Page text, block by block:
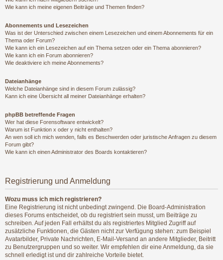
Wie kann ich meine eigenen Beiträge und Themen finden?
Abonnements und Lesezeichen
Was ist der Unterschied zwischen einem Lesezeichen und einem Abonnements für ein
Thema oder Forum?
Wie kann ich ein Lesezeichen auf ein Thema setzen oder ein Thema abonnieren?
Wie kann ich ein Forum abonnieren?
Wie deaktiviere ich meine Abonnements?
Dateianhänge
Welche Dateianhänge sind in diesem Forum zulässig?
Kann ich eine Übersicht all meiner Dateianhänge erhalten?
phpBB betreffende Fragen
Wer hat diese Forensoftware entwickelt?
Warum ist Funktion x oder y nicht enthalten?
An wen soll ich mich wenden, falls es Beschwerden oder juristische Anfragen zu diesem
Forum gibt?
Wie kann ich einen Administrator des Boards kontaktieren?
Registrierung und Anmeldung
Wozu muss ich mich registrieren?
Eine Registrierung ist nicht unbedingt zwingend. Die Board-Administration
dieses Forums entscheidet, ob du registriert sein musst, um Beiträge zu
schreiben. Auf jeden Fall erhältst du als registriertes Mitglied Zugriff auf
zusätzliche Funktionen, die Gästen nicht zur Verfügung stehen: zum Beispiel
Avatarbilder, Private Nachrichten, E-Mail-Versand an andere Mitglieder, Beitritt
zu Benutzergruppen und so weiter. Wir empfehlen dir eine Anmeldung, da sie
schnell erledigt ist und dir zahlreiche Vorteile bietet.